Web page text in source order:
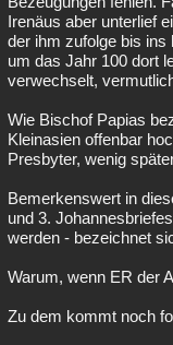
Irenäus aber unterlief
der ihm zufolge bis ins
um das Jahr 100 dort
verwechselt,
Wie Bischof Papias
Kleinasien offenbar
Presbyter, wenig
Bemerkenswert in
und 3.
werden - bezeichnet
Warum, wenn ER der
Zu dem kommt noch